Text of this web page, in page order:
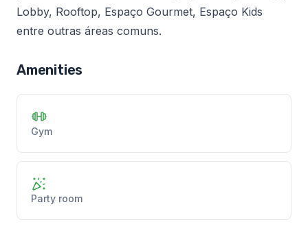
Lobby, Rooftop, Espaço Gourmet, Espaço Kids
entre outras áreas comuns.
Amenities
Gym
Party room